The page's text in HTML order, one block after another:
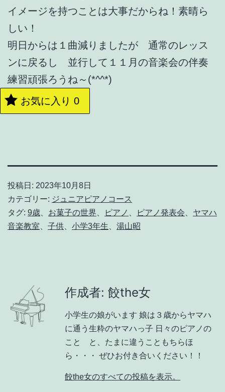
イメージを持つことは大事だからね！素晴ら
しい！
明日からは１曲減りましたが 通常のレッス
ンに戻るし 並行して１１月の音楽会の伴奏
練習頑張ろうね～(*^^*)
お気に入り 0
投稿日: 2023年10月8日
カテゴリー: ジュニアピアノコース
タグ: 9歳 お菓子の世界 ピアノ ピアノ発表会
ヤマハ
音楽教室
子供 小学3年生 湯山昭
作成者: 餃the女
小学生の娘がいます 娘は３歳からヤマハ
に通う生粋のヤマハっ子 日々のピアノの
こと と、たまに違うこともちらほ
ら・・・ ぜひお付き合いください！！
餃the女のすべての投稿を表示。